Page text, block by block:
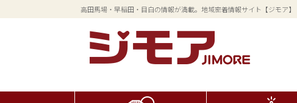
高田馬場・早稲田・目白の情報が満載。地域密着情報サイト【ジモア】